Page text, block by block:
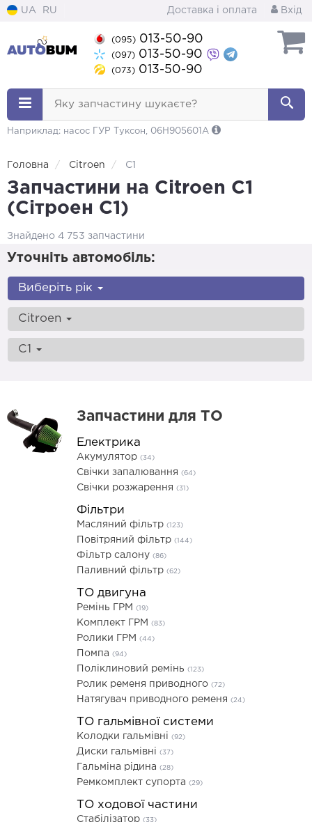
UA RU Доставка і оплата Вхід
(095) 013-50-90
(097) 013-50-90
(073) 013-50-90
Яку запчастину шукаєте?
Наприклад: насос ГУР Туксон, 06H905601A
Головна Citroen C1
Запчастини на Citroen C1
(Сітроен С1)
Знайдено 4 753 запчастини
Уточніть автомобіль:
Виберіть рік
Citroen
C1
Запчастини для ТО
Електрика
Акумулятор (34)
Свічки запалювання (64)
Свічки розжарення (31)
Фільтри
Масляний фільтр (123)
Повітряний фільтр (144)
Фільтр салону (86)
Паливний фільтр (62)
ТО двигуна
Ремінь ГРМ (19)
Комплект ГРМ (83)
Ролики ГРМ (44)
Помпа (94)
Поліклиновий ремінь (123)
Ролик ременя приводного (72)
Натягувач приводного ременя (24)
ТО гальмівної системи
Колодки гальмівні (92)
Диски гальмівні (37)
Гальміна рідина (28)
Ремкомплект супорта (29)
ТО ходової частини
Стабілізатор (33)